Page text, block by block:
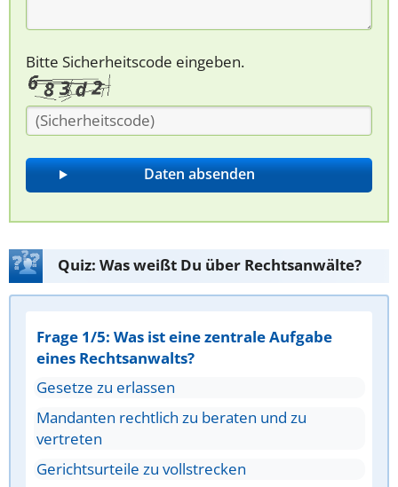
Bitte Sicherheitscode eingeben.
Quiz: Was weißt Du über Rechtsanwälte?
Frage 1/5: Was ist eine zentrale Aufgabe
eines Rechtsanwalts?
Gesetze zu erlassen
Mandanten rechtlich zu beraten und zu
vertreten
Gerichtsurteile zu vollstrecken